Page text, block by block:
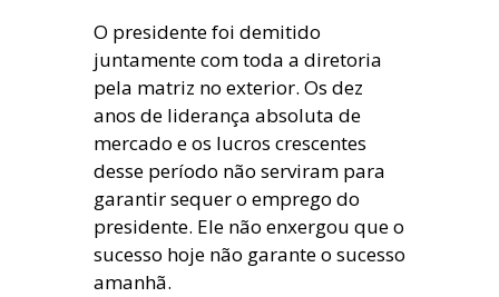
O presidente foi demitido
juntamente com toda a diretoria
pela matriz no exterior. Os dez
anos de liderança absoluta de
mercado e os lucros crescentes
desse período não serviram para
garantir sequer o emprego do
presidente. Ele não enxergou que o
sucesso hoje não garante o sucesso
amanhã.